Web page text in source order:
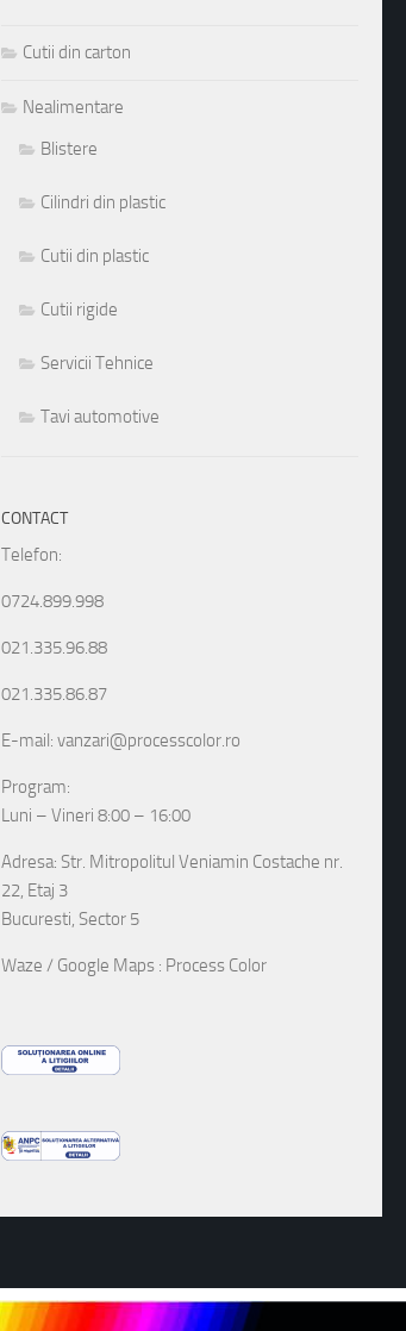
Cutii din carton
Nealimentare
Blistere
Cilindri din plastic
Cutii din plastic
Cutii rigide
Servicii Tehnice
Tavi automotive
CONTACT
Telefon:
0724.899.998
021.335.96.88
021.335.86.87
E-mail: vanzari@processcolor.ro
Program:
Luni – Vineri 8:00 – 16:00
Adresa: Str. Mitropolitul Veniamin Costache nr.
22, Etaj 3
Bucuresti, Sector 5
Waze / Google Maps : Process Color